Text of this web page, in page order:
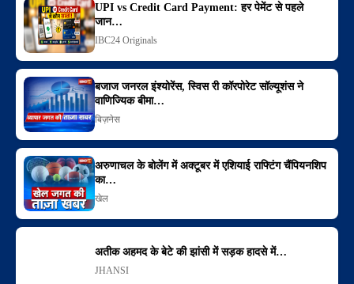
UPI vs Credit Card Payment: हर पेमेंट से पहले
जान…
IBC24 Originals
बजाज जनरल इंश्योरेंस, स्विस री कॉरपोरेट सॉल्यूशंस ने
वाणिज्यिक बीमा…
बिज़नेस
अरुणाचल के बोलेंग में अक्टूबर में एशियाई राफ्टिंग चैंपियनशिप
का…
खेल
अतीक अहमद के बेटे की झांसी में सड़क हादसे में…
JHANSI